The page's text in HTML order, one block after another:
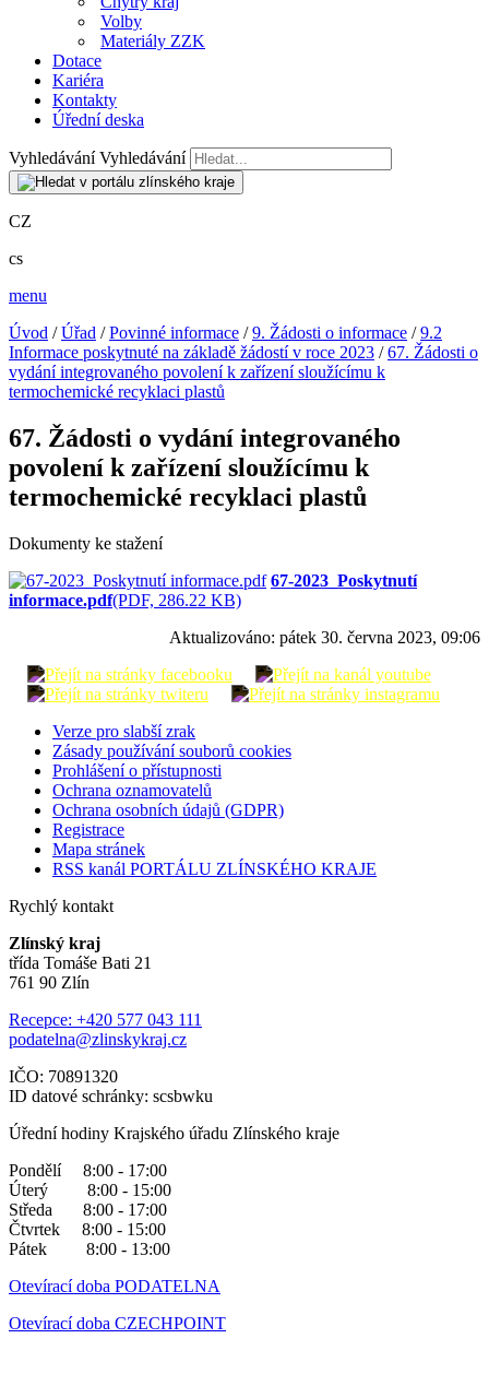
Volby
Materiály ZZK
Dotace
Kariéra
Kontakty
Úřední deska
Vyhledávání Vyhledávání
CZ
cs
menu
Úvod /Úřad /Povinné informace /9. Žádosti o informace /9.2
Informace poskytnuté na základě žádostí v roce 2023 /67. Žádosti o
vydání integrovaného povolení k zařízení sloužícímu k
termochemické recyklaci plastů
67. Žádosti o vydání integrovaného
povolení k zařízení sloužícímu k
termochemické recyklaci plastů
Dokumenty ke stažení
67-2023_Poskytnutí
informace.pdf(PDF, 286.22 KB)
Aktualizováno: pátek 30. června 2023, 09:06
Verze pro slabší zrak
Zásady používání souborů cookies
Prohlášení o přístupnosti
Ochrana oznamovatelů
Ochrana osobních údajů (GDPR)
Registrace
Mapa stránek
RSS kanál PORTÁLU ZLÍNSKÉHO KRAJE
Rychlý kontakt
Zlínský kraj
třída Tomáše Bati 21
761 90 Zlín
Recepce: +420 577 043 111
podatelna@zlinskykraj.cz
IČO: 70891320
ID datové schránky: scsbwku
Úřední hodiny Krajského úřadu Zlínského kraje
Pondělí 8:00 - 17:00
Úterý 8:00 - 15:00
Středa 8:00 - 17:00
Čtvrtek 8:00 - 15:00
Pátek 8:00 - 13:00
Otevírací doba PODATELNA
Otevírací doba CZECHPOINT